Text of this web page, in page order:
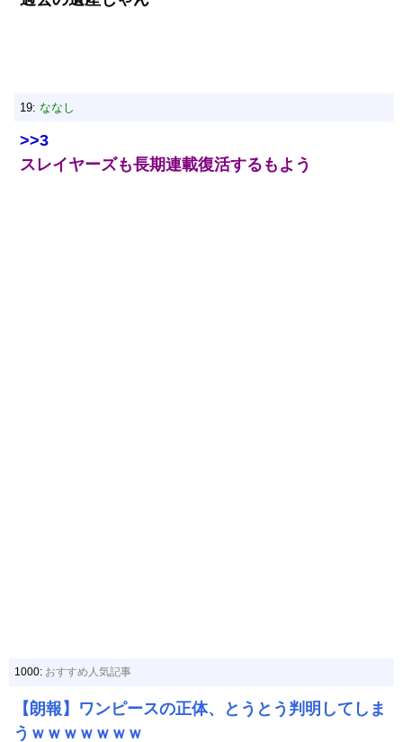
19: ななし
>>3
スレイヤーズも長期連載復活するもよう
1000: おすすめ人気記事
【朗報】ワンピースの正体、とうとう判明してしま
うｗｗｗｗｗｗｗ